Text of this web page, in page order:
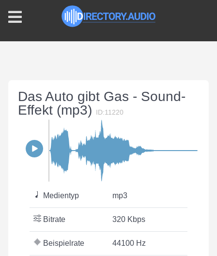
Das Auto gibt Gas - Sound-
Effekt (mp3)
ID:11220
Medientyp mp3
Bitrate 320 Kbps
Beispielrate 44100 Hz